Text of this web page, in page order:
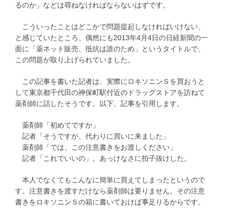
るのか」などは尋ねなければならないはずです。
こういったことはどこかで問題提起しなければいけない、
と感じていたところ、偶然にも2013年4月4日の日経新聞の一
面に「薬ネット販売、抵抗は誰のため」というタイトルで、
この問題が取り上げられていました。
この記事を書いた記者は、実際にロキソニンＳを買おうと
して東京都千代田の神保町駅付近のドラッグストアを訪ねて
薬剤師に話したそうです。以下、記事を引用します。
薬剤師「初めてですか」
記者「そうですが、代わりに買いに来ました」
薬剤師「では、この注意書きをお渡しください」
記者「これでいいの」。あっけなさに拍子抜けした。
本人でなくてもこんなに簡単に買えてしまったというので
す。注意書きを渡すだけなら薬剤師は要りません。その注意
書きをロキソニンＳの箱に書いておけば事足りるからです。